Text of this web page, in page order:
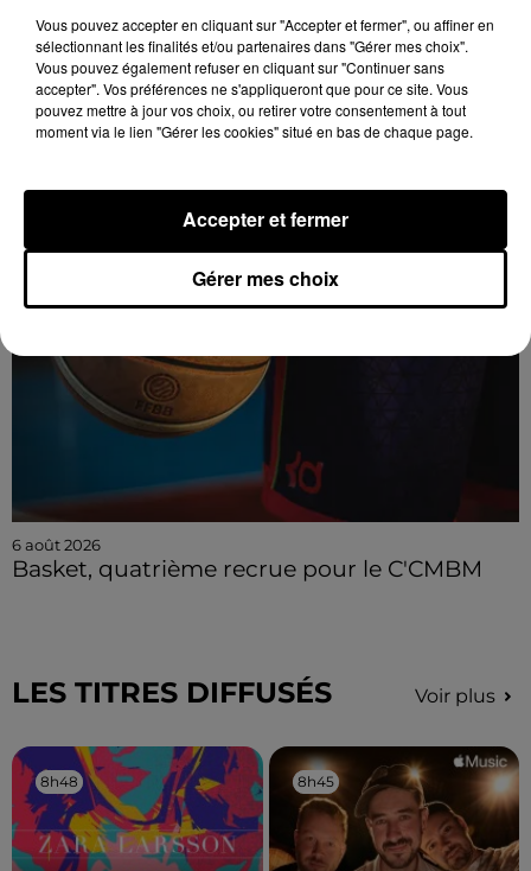
6 août 2026
Quinze hectares de chaume brûlés à
Unverre
6 août 2026
Basket, quatrième recrue pour le C'CMBM
LES TITRES DIFFUSÉS Voir plus
8h48
8h48 8h45
8h45
Vous pouvez accepter en cliquant sur "Accepter et fermer", ou affiner en
sélectionnant les finalités et/ou partenaires dans "Gérer mes choix".
Vous pouvez également refuser en cliquant sur "Continuer sans
accepter". Vos préférences ne s'appliqueront que pour ce site. Vous
pouvez mettre à jour vos choix, ou retirer votre consentement à tout
moment via le lien "Gérer les cookies" situé en bas de chaque page.
Gérer mes choix
Accepter et fermer